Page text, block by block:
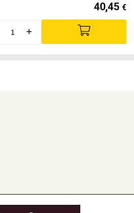
40,45 €
+